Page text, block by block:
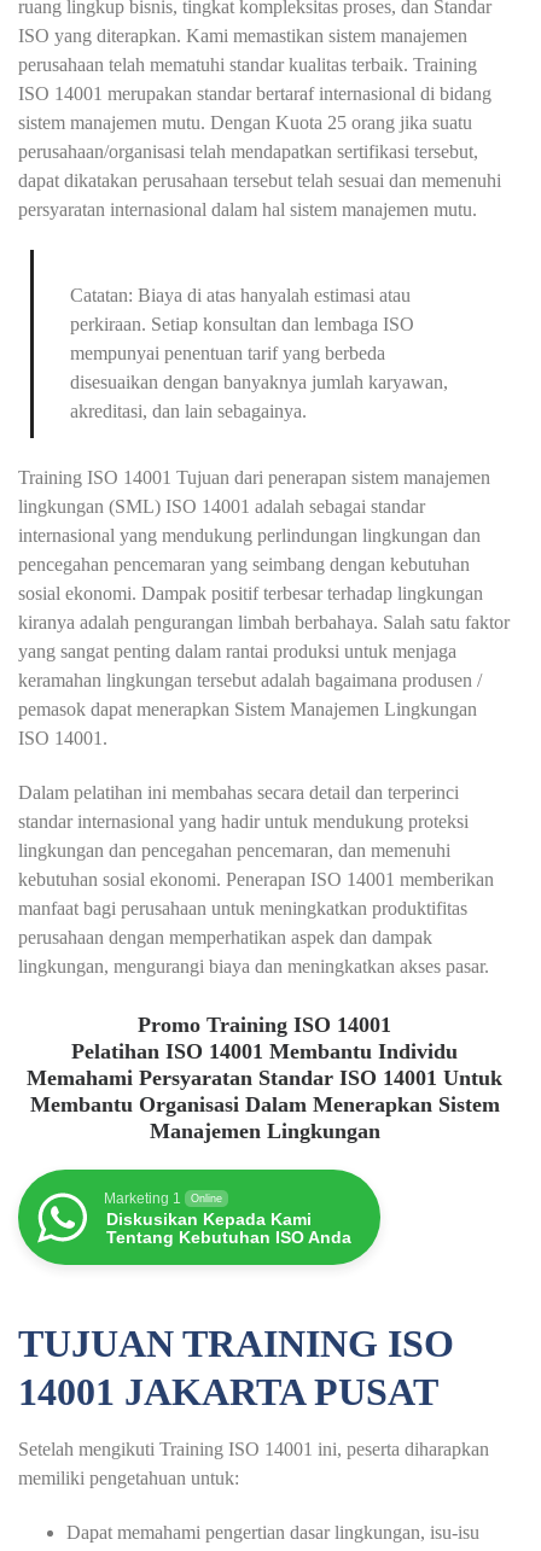
ruang lingkup bisnis, tingkat kompleksitas proses, dan Standar
ISO yang diterapkan. Kami memastikan sistem manajemen
perusahaan telah mematuhi standar kualitas terbaik. Training
ISO 14001 merupakan standar bertaraf internasional di bidang
sistem manajemen mutu. Dengan Kuota 25 orang jika suatu
perusahaan/organisasi telah mendapatkan sertifikasi tersebut,
dapat dikatakan perusahaan tersebut telah sesuai dan memenuhi
persyaratan internasional dalam hal sistem manajemen mutu.
Catatan: Biaya di atas hanyalah estimasi atau
perkiraan. Setiap konsultan dan lembaga ISO
mempunyai penentuan tarif yang berbeda
disesuaikan dengan banyaknya jumlah karyawan,
akreditasi, dan lain sebagainya.
Training ISO 14001 Tujuan dari penerapan sistem manajemen
lingkungan (SML) ISO 14001 adalah sebagai standar
internasional yang mendukung perlindungan lingkungan dan
pencegahan pencemaran yang seimbang dengan kebutuhan
sosial ekonomi. Dampak positif terbesar terhadap lingkungan
kiranya adalah pengurangan limbah berbahaya. Salah satu faktor
yang sangat penting dalam rantai produksi untuk menjaga
keramahan lingkungan tersebut adalah bagaimana produsen /
pemasok dapat menerapkan Sistem Manajemen Lingkungan
ISO 14001.
Dalam pelatihan ini membahas secara detail dan terperinci
standar internasional yang hadir untuk mendukung proteksi
lingkungan dan pencegahan pencemaran, dan memenuhi
kebutuhan sosial ekonomi. Penerapan ISO 14001 memberikan
manfaat bagi perusahaan untuk meningkatkan produktifitas
perusahaan dengan memperhatikan aspek dan dampak
lingkungan, mengurangi biaya dan meningkatkan akses pasar.
Promo Training ISO 14001
Pelatihan ISO 14001 Membantu Individu
Memahami Persyaratan Standar ISO 14001 Untuk
Membantu Organisasi Dalam Menerapkan Sistem
Manajemen Lingkungan
Marketing 1 Online
Diskusikan Kepada Kami
Tentang Kebutuhan ISO Anda
TUJUAN TRAINING ISO
14001 JAKARTA PUSAT
Setelah mengikuti Training ISO 14001 ini, peserta diharapkan
memiliki pengetahuan untuk:
Dapat memahami pengertian dasar lingkungan, isu-isu